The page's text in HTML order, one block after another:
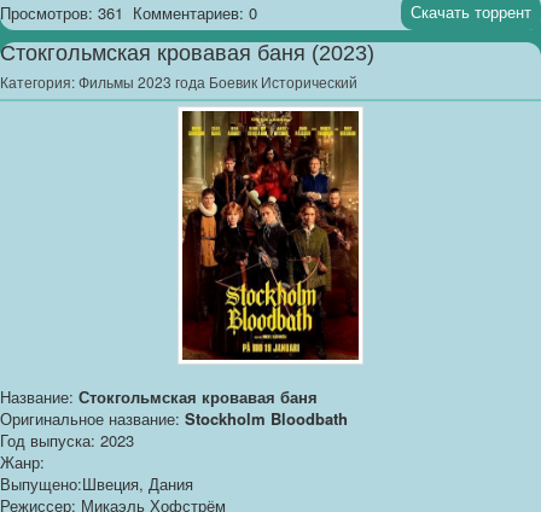
Просмотров: 361 Комментариев: 0 Скачать торрент
Стокгольмская кровавая баня (2023)
Категория:Фильмы 2023 года Боевик Исторический
Название: Стокгольмская кровавая баня
Оригинальное название: Stockholm Bloodbath
Год выпуска: 2023
Жанр:
Выпущено:Швеция, Дания
Режиссер: Микаэль Хофстрём